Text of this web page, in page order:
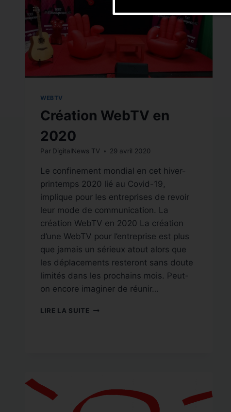
WEBTV
Création WebTV en
2020
Par DigitalNews TV 29 avril 2020
Le confinement mondial en cet hiver-
printemps 2020 lié au Covid-19,
implique pour les entreprises de revoir
leur mode de communication. La
création WebTV en 2020 La création
d’une WebTV pour l’entreprise est plus
que jamais un sérieux atout alors que
les déplacements resteront sans doute
limités dans les prochains mois. Peut-
on encore imaginer de réunir…
LIRE LA SUITE CRÉATION